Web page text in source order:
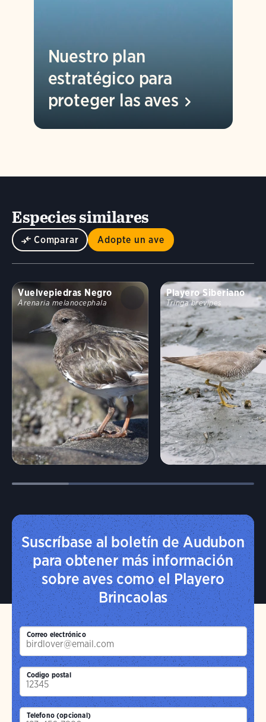
Nuestro plan
estratégico para
proteger las aves
Especies similares
Comparar Adopte un ave
Vuelvepiedras Negro
Arenaria melanocephala
Playero Siberiano
Tringa brevipes
Suscríbase al boletín de Audubon
para obtener más información
sobre aves como el Playero
Brincaolas
Correo electrónico
Codigo postal
Telefono (opcional)